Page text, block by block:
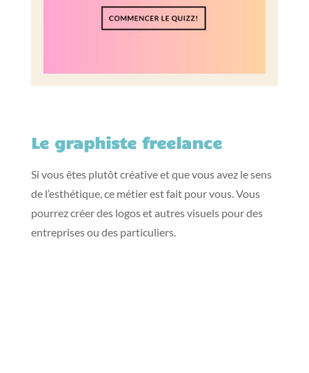
Le graphiste freelance
Si vous êtes plutôt créative et que vous avez le sens
de l’esthétique, ce métier est fait pour vous. Vous
pourrez créer des logos et autres visuels pour des
entreprises ou des particuliers.